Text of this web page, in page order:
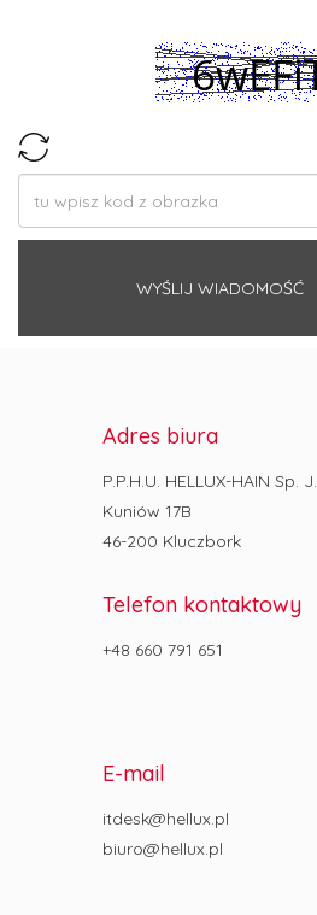
Adres biura
P.P.H.U. HELLUX-HAIN Sp. J.
Kuniów 17B
46-200 Kluczbork
Telefon kontaktowy
+48 660 791 651
E-mail
itdesk@hellux.pl
biuro@hellux.pl